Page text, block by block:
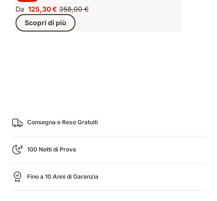
Da Prezzo
125,30 €
125,30 € Prezzo
originale
358,00 €
358,00 €
Scopri di più
Consegna e Reso Gratuiti
100 Notti di Prova
Fino a 10 Anni di Garanzia